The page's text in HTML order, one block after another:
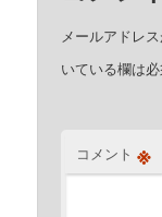
メールアドレ
いている欄は
コメント ※